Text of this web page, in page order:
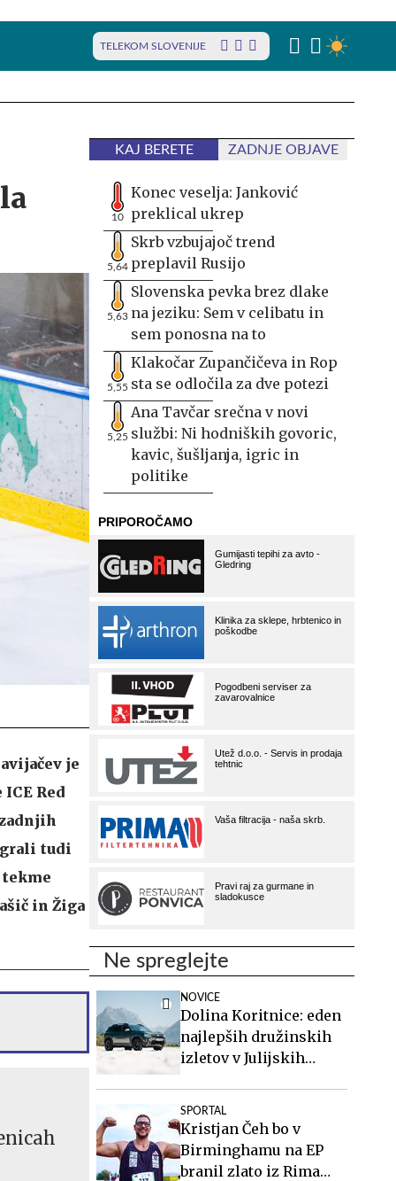
TELEKOM SLOVENIJE
je
Red
tudi
in Žiga
KAJ BERETE ZADNJE OBJAVE
10
Konec veselja: Janković
preklical ukrep
5,64
Skrb vzbujajoč trend
preplavil Rusijo
5,63
Slovenska pevka brez dlake
na jeziku: Sem v celibatu in
sem ponosna na to
5,55
Klakočar Zupančičeva in Rop
sta se odločila za dve potezi
5,25
Ana Tavčar srečna v novi
službi: Ni hodniških govoric,
kavic, šušljanja, igric in
politike
Ne spreglejte
NOVICE
Dolina Koritnice: eden
najlepših družinskih
izletov v Julijskih
SPORTAL
Kristjan Čeh bo v
Birminghamu na EP
branil zlato iz Rima